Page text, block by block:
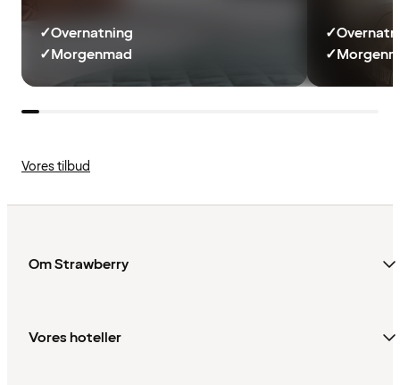
✓Overnatning
✓Morgenmad
✓
✓
Vores tilbud
Om Strawberry
Vores hoteller